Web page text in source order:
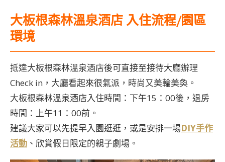
大板根森林溫泉酒店 入住流程/園區
環境
抵達大板根森林溫泉酒店後可直接至接待大廳辦理
Check in，大廳看起來很氣派，時尚又美輪美奐。
大板根森林溫泉酒店入住時間：下午15：00後，退房
時間：上午11：00前。
建議大家可以先提早入園逛逛，或是安排一場DIY手作
活動 、欣賞假日限定的親子劇場。